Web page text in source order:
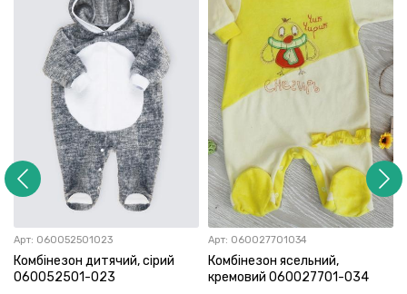
Арт: 060052501023
Комбінезон дитячий, сірий
060052501-023
Арт: 060027701034
Комбінезон ясельний,
кремовий 060027701-034